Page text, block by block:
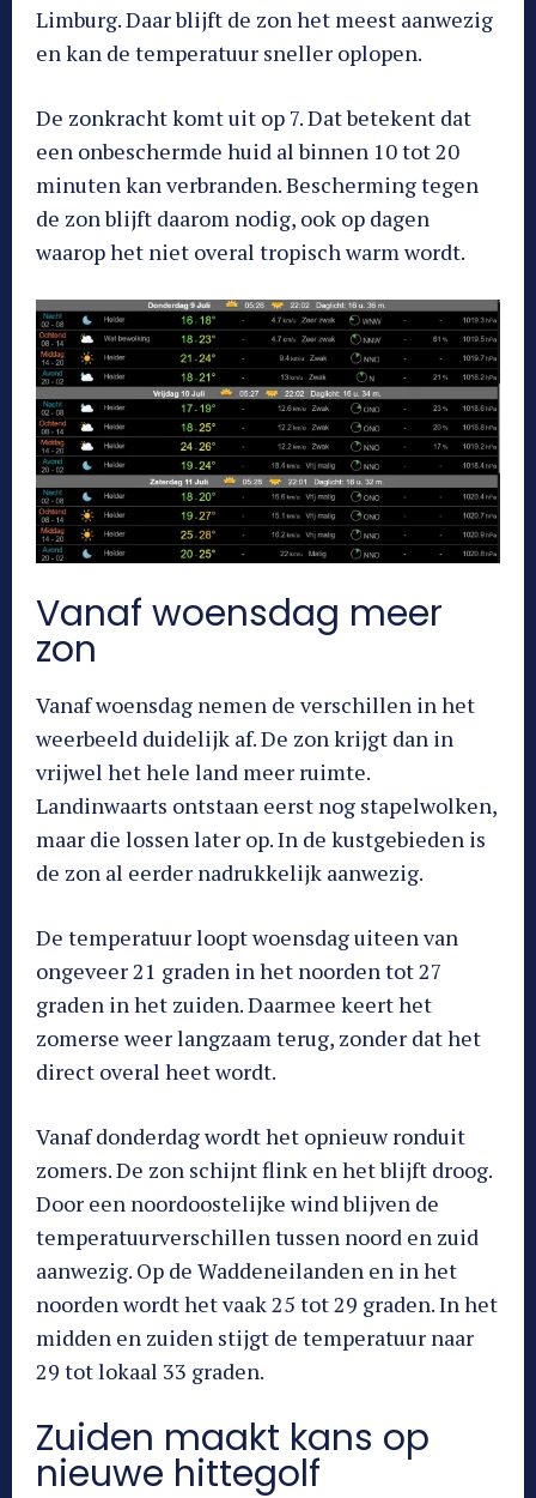
Limburg. Daar blijft de zon het meest aanwezig
en kan de temperatuur sneller oplopen.
De zonkracht komt uit op 7. Dat betekent dat
een onbeschermde huid al binnen 10 tot 20
minuten kan verbranden. Bescherming tegen
de zon blijft daarom nodig, ook op dagen
waarop het niet overal tropisch warm wordt.
Vanaf woensdag meer
zon
Vanaf woensdag nemen de verschillen in het
weerbeeld duidelijk af. De zon krijgt dan in
vrijwel het hele land meer ruimte.
Landinwaarts ontstaan eerst nog stapelwolken,
maar die lossen later op. In de kustgebieden is
de zon al eerder nadrukkelijk aanwezig.
De temperatuur loopt woensdag uiteen van
ongeveer 21 graden in het noorden tot 27
graden in het zuiden. Daarmee keert het
zomerse weer langzaam terug, zonder dat het
direct overal heet wordt.
Vanaf donderdag wordt het opnieuw ronduit
zomers. De zon schijnt flink en het blijft droog.
Door een noordoostelijke wind blijven de
temperatuurverschillen tussen noord en zuid
aanwezig. Op de Waddeneilanden en in het
noorden wordt het vaak 25 tot 29 graden. In het
midden en zuiden stijgt de temperatuur naar
29 tot lokaal 33 graden.
Zuiden maakt kans op
nieuwe hittegolf